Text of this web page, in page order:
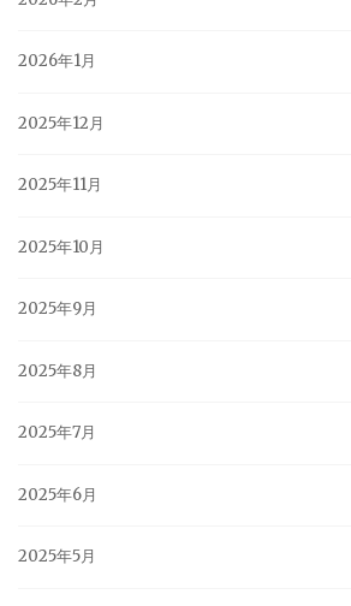
2026年1月
2025年12月
2025年11月
2025年10月
2025年9月
2025年8月
2025年7月
2025年6月
2025年5月